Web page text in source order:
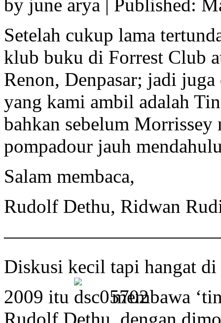
by june arya | Published:
Setelah cukup lama
klub buku di Forrest Club
Renon, Denpasar; jadi
yang kami ambil adalah
bahkan sebelum
pompadour jauh
Salam membaca,
Rudolf Dethu, Ridwan
Diskusi kecil tapi hangat
2009 itu
membawa